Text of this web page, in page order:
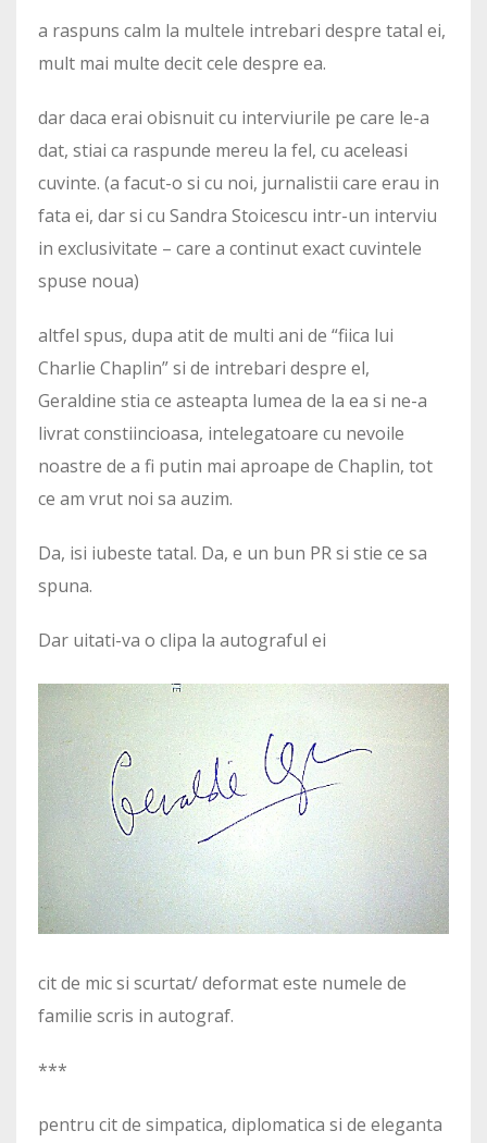
a raspuns calm la multele intrebari despre tatal ei,
mult mai multe decit cele despre ea.
dar daca erai obisnuit cu interviurile pe care le-a
dat, stiai ca raspunde mereu la fel, cu aceleasi
cuvinte. (a facut-o si cu noi, jurnalistii care erau in
fata ei, dar si cu Sandra Stoicescu intr-un interviu
in exclusivitate – care a continut exact cuvintele
spuse noua)
altfel spus, dupa atit de multi ani de “fiica lui
Charlie Chaplin” si de intrebari despre el,
Geraldine stia ce asteapta lumea de la ea si ne-a
livrat constiincioasa, intelegatoare cu nevoile
noastre de a fi putin mai aproape de Chaplin, tot
ce am vrut noi sa auzim.
Da, isi iubeste tatal. Da, e un bun PR si stie ce sa
spuna.
Dar uitati-va o clipa la autograful ei
cit de mic si scurtat/ deformat este numele de
familie scris in autograf.
***
pentru cit de simpatica, diplomatica si de eleganta